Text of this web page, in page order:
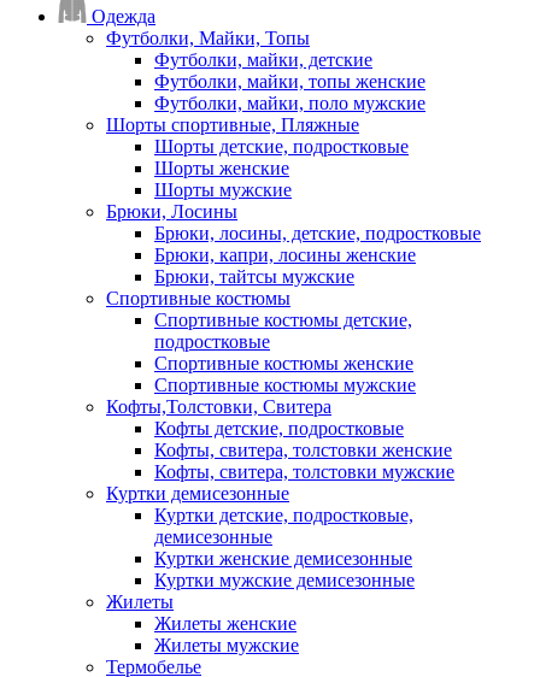
Одежда
Футболки, Майки, Топы
Футболки, майки, детские
Футболки, майки, топы женские
Футболки, майки, поло мужские
Шорты спортивные, Пляжные
Шорты детские, подростковые
Шорты женские
Шорты мужские
Брюки, Лосины
Брюки, лосины, детские, подростковые
Брюки, капри, лосины женские
Брюки, тайтсы мужские
Спортивные костюмы
Спортивные костюмы детские,
подростковые
Спортивные костюмы женские
Спортивные костюмы мужские
Кофты,Толстовки, Свитера
Кофты детские, подростковые
Кофты, свитера, толстовки женские
Кофты, свитера, толстовки мужские
Куртки демисезонные
Куртки детские, подростковые,
демисезонные
Куртки женские демисезонные
Куртки мужские демисезонные
Жилеты
Жилеты женские
Жилеты мужские
Термобелье